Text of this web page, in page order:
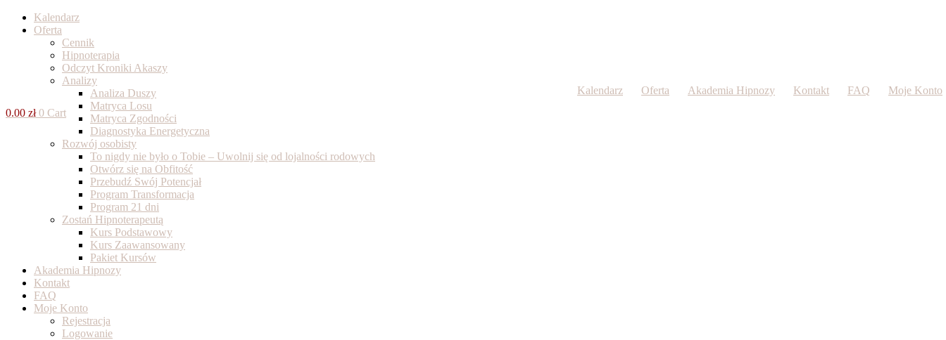
Skip
Kalendarz Oferta Akademia Hipnozy Kontakt FAQ
Moje Konto
0.00 zł 0 Cart
Kalendarz
Oferta
Cennik
Hipnoterapia
Odczyt Kroniki Akaszy
Analizy
Analiza Duszy
Matryca Losu
Matryca Zgodności
Diagnostyka Energetyczna
Rozwój osobisty
To nigdy nie było o Tobie – Uwolnij się od lojalności rodowych
Otwórz się na Obfitość
Przebudź Swój Potencjał
Program Transformacja
Program 21 dni
Zostań Hipnoterapeutą
Kurs Podstawowy
Kurs Zaawansowany
Pakiet Kursów
Akademia Hipnozy
Kontakt
FAQ
Moje Konto
Rejestracja
Logowanie